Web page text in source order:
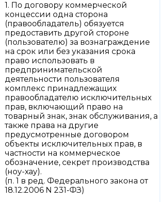
1. По договору коммерческой
концессии одна сторона
(правообладатель) обязуется
предоставить другой стороне
(пользователю) за вознаграждение
на срок или без указания срока
право использовать в
предпринимательской
деятельности пользователя
комплекс принадлежащих
правообладателю исключительных
прав, включающий право на
товарный знак, знак обслуживания, а
также права на другие
предусмотренные договором
объекты исключительных прав, в
частности на коммерческое
обозначение, секрет производства
(ноу-хау).
(п. 1 в ред. Федерального закона от
18.12.2006 N 231-ФЗ)